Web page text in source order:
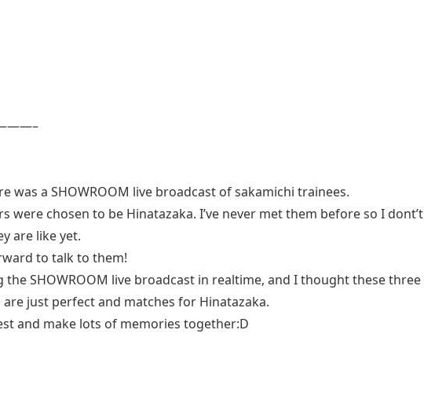
was a SHOWROOM live broadcast of sakamichi trainees.
were chosen to be Hinatazaka. I’ve never met them before so I dont’t
are like yet.
to talk to them!
the SHOWROOM live broadcast in realtime, and I thought these three
just perfect and matches for Hinatazaka.
and make lots of memories together:D